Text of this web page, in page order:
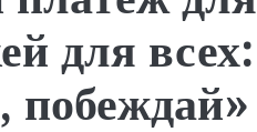
для всех:
побеждай»